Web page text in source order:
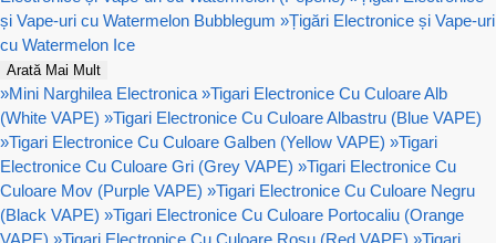
și Vape-uri cu Watermelon Bubblegum »Țigări Electronice și Vape-uri
cu Watermelon Ice
Arată Mai Mult
»Mini Narghilea Electronica »Tigari Electronice Cu Culoare Alb
(White VAPE) »Tigari Electronice Cu Culoare Albastru (Blue VAPE)
»Tigari Electronice Cu Culoare Galben (Yellow VAPE) »Tigari
Electronice Cu Culoare Gri (Grey VAPE) »Tigari Electronice Cu
Culoare Mov (Purple VAPE) »Tigari Electronice Cu Culoare Negru
(Black VAPE) »Tigari Electronice Cu Culoare Portocaliu (Orange
VAPE) »Tigari Electronice Cu Culoare Rosu (Red VAPE) »Tigari